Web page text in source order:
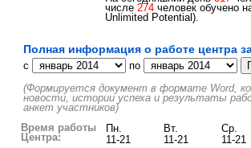
числе 274 человек обучено
Unlimited Potential).
Полная информация о работе центра
c
по
(Формируется документ в формате Word,
новости, истории успеха и результаты
анкет участников)
Время работы
Центра:
Пн. Вт. Ср.
11-21
11-21 11-21